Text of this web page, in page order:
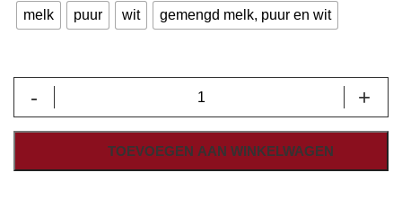
melk puur wit gemengd melk, puur en wit
-
Eieren
figuren
+
TOEVOEGEN AAN WINKELWAGEN